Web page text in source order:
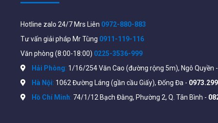
Hotline zalo 24/7 Mrs Liên 0972-880-883
Tư vấn giải pháp Mr Tùng 0911-119-116
Văn phòng (8:00-18:00) 0225-3536-999
Hải Phòng: 1/16/254 Văn Cao (đường rộng 5m), Ngô Quyền -
Hà Nội: 1062 Đường Láng (gần cầu Giấy), Đống Đa -
Hồ Chí Minh: 74/1/12 Bạch Đằng, Phường 2, Q. Tân Bình -